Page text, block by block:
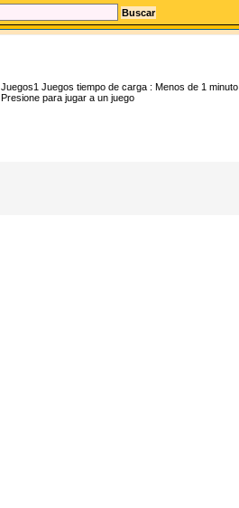
Juegos1 Juegos tiempo de carga : Menos de 1 minuto
Presione para jugar a un juego